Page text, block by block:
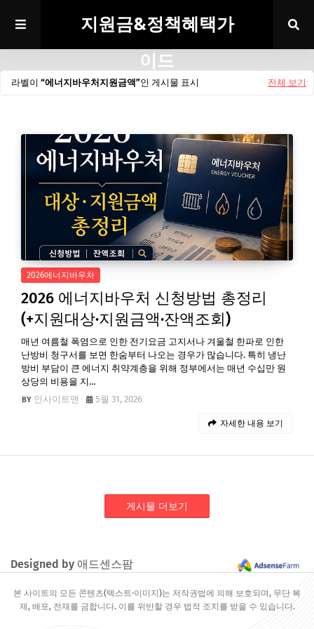
지원금&정책혜택가
이드
라벨이 에너지바우처지원금액 인 게시물 표시 전체 보기
2026에너지바우처
2026 에너지바우처 신청방법 총정리
(+지원대상·지원금액·잔액조회)
매년 여름철 폭염으로 인한 전기요금 고지서나 겨울철 한파로 인한
난방비 청구서를 보면 한숨부터 나오는 경우가 많습니다. 특히 냉난
방비 부담이 큰 에너지 취약계층을 위해 정부에서는 매년 수십만 원
상당의 비용을 지…
인사이트맨
5월 31, 2026
자세한 내용 보기
게시물 더보기
Designed by 애드센스팜
본 사이트의 모든 콘텐츠(텍스트·이미지)는 저작권법에 의해 보호되며, 무단 복
제, 배포, 전재를 금합니다. 이를 위반할 경우 법적 조치를 받을 수 있습니다.